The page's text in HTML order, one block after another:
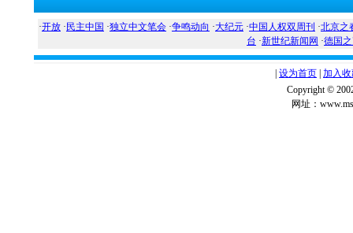
·开放 · 民主中国 ·独立中文笔会 ·争鸣动向 ·大纪元 ·中国人权双周刊 ·北京之
台 ·新世纪新闻网 ·德国
设为首页 加入
Copyright ©
网址：